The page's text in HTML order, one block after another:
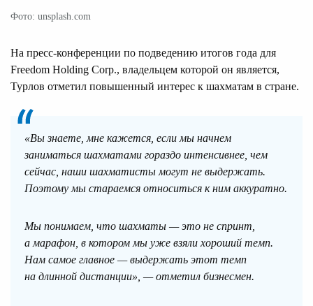
Фото: unsplash.com
На пресс-конференции по подведению итогов года для
Freedom Holding Corp., владельцем которой он является,
Турлов отметил повышенный интерес к шахматам в стране.
«Вы знаете, мне кажется, если мы начнем
заниматься шахматами гораздо интенсивнее, чем
сейчас, наши шахматисты могут не выдержать.
Поэтому мы стараемся относиться к ним аккуратно.
Мы понимаем, что шахматы — это не спринт,
а марафон, в котором мы уже взяли хороший темп.
Нам самое главное — выдержать этот темп
на длинной дистанции», — отметил бизнесмен.